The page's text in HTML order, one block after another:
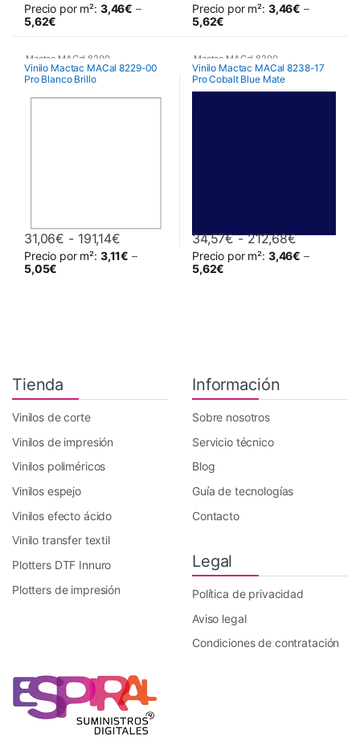
Precio por m²: 3,46€ –
5,62€
Este producto tiene múltiples variantes. Las opciones se
Precio por m²: 3,46€ –
5,62€
Este producto tiene múltiples
Mactac MACal 8200
Vinilo Mactac MACal 8229-00
Pro Blanco Brillo
31,06€ - 191,14€Rango de precios: desde 31,06€ hasta
Precio por m²: 3,11€ –
5,05€
Este producto tiene múltiples variantes. Las opciones se
Mactac MACal 8200
Vinilo Mactac MACal 8238-17
Pro Cobalt Blue Mate
34,57€ - 212,68€Rango de
Precio por m²: 3,46€ –
5,62€
Este producto tiene múltiples
Tienda
Vinilos de corte
Vinilos de impresión
Vinilos poliméricos
Vinilos espejo
Vinilos efecto ácido
Vinilo transfer textil
Plotters DTF Innuro
Plotters de impresión
Información
Sobre nosotros
Servicio técnico
Blog
Guía de tecnologías
Contacto
Legal
Política de privacidad
Aviso legal
Condiciones de contratación